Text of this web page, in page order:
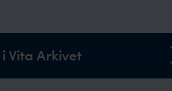
Vita Arkivet